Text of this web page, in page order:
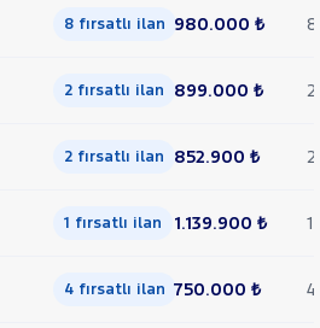
8 fırsatlı ilan 980.000 ₺ 8
2 fırsatlı ilan 899.000 ₺ 2
2 fırsatlı ilan 852.900 ₺ 2
1 fırsatlı ilan 1.139.900 ₺ 1
4 fırsatlı ilan 750.000 ₺ 4